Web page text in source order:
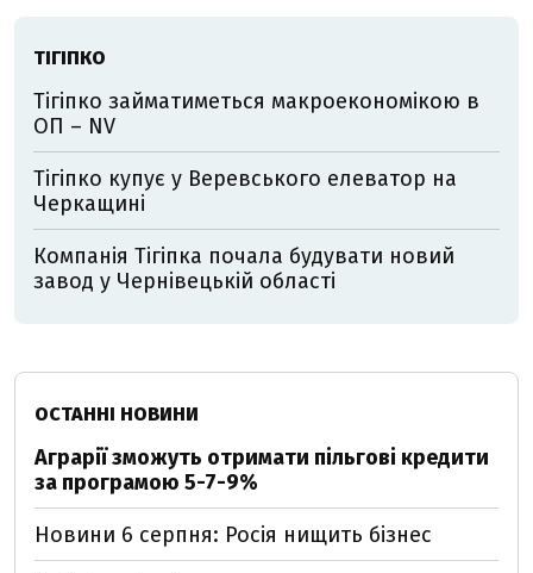
ТІГІПКО
Тігіпко займатиметься макроекономікою в
ОП – NV
Тігіпко купує у Веревського елеватор на
Черкащині
Компанія Тігіпка почала будувати новий
завод у Чернівецькій області
ОСТАННІ НОВИНИ
Аграрії зможуть отримати пільгові кредити
за програмою 5-7-9%
Новини 6 серпня: Росія нищить бізнес